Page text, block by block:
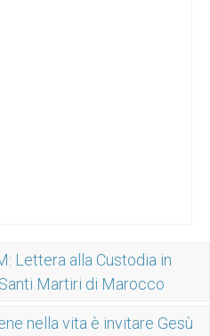
Lettera alla Custodia in
Martiri di Marocco
nella vita è invitare Gesù